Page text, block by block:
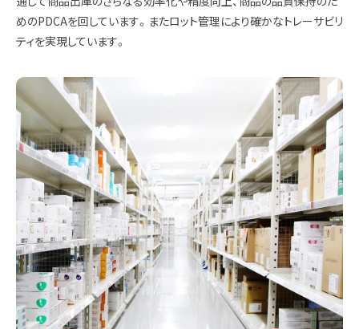
めのPDCAを回しています。またロット管理により確かなトレーサビリ
ティを実現しています。